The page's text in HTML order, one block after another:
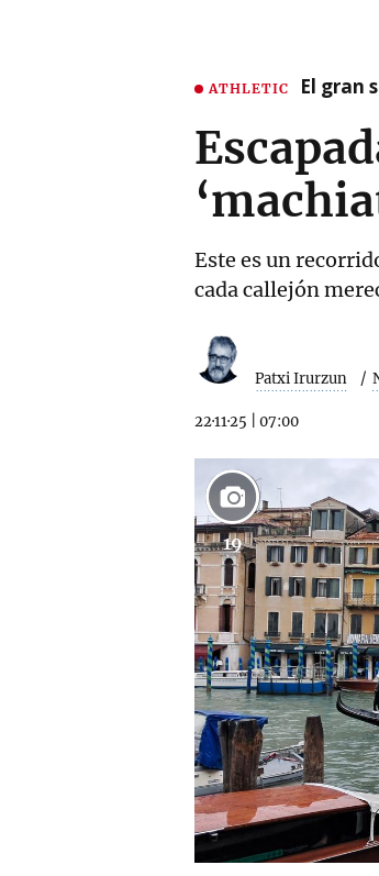
ATHLETIC El gran
Este es un
cada callejón
Patxi Irurzun
22·11·25 07:00
19